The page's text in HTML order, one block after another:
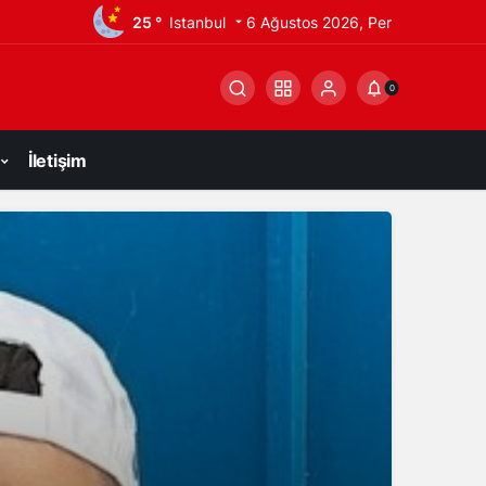
25 ° Istanbul 6 Ağustos 2026, Per
0
İletişim